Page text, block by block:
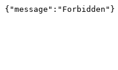
{"message":"Forbidden"}